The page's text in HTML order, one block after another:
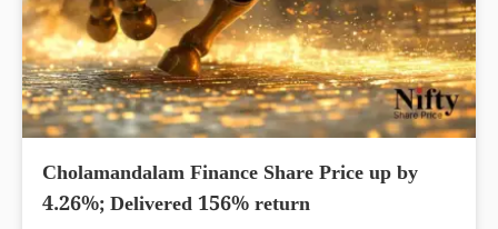
Cholamandalam Finance Share Price up by
4.26%; Delivered 156% return